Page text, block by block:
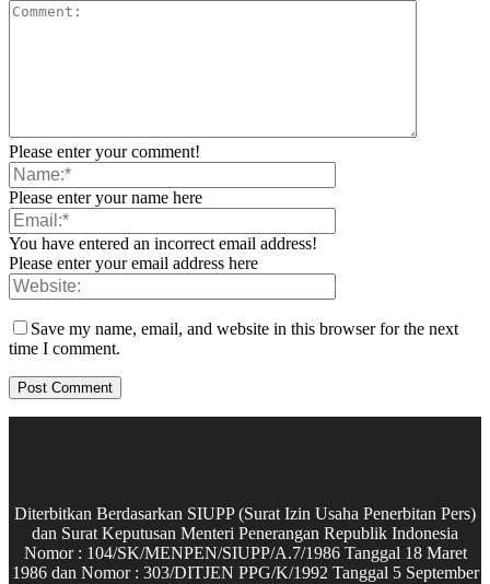
Please enter your comment!
Please enter your name here
You have entered an incorrect email address!
Please enter your email address here
Save my name, email, and website in this browser for the next
time I comment.
Diterbitkan Berdasarkan SIUPP (Surat Izin Usaha Penerbitan Pers)
dan Surat Keputusan Menteri Penerangan Republik Indonesia
Nomor : 104/SK/MENPEN/SIUPP/A.7/1986 Tanggal 18 Maret
1986 dan Nomor : 303/DITJEN PPG/K/1992 Tanggal 5 September